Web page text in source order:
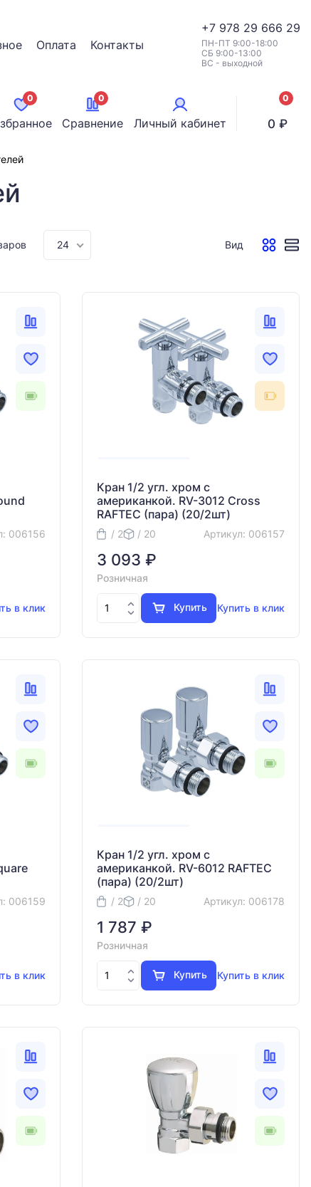
Оплата Контакты
+7 978 29 666 29
ПН-ПТ 9:00-18:00
СБ 9:00-13:00
ВС - выходной
0 0
Сравнение Личный кабинет
0
0 ₽
24 Вид
006156
в клик
Кран 1/2 угл. хром с
американкой. RV-3012 Cross
RAFTEC (пара) (20/2шт)
/ 2 / 20 Артикул: 006157
3 093 ₽
Розничная
Купить Купить в клик
006159
в клик
Кран 1/2 угл. хром с
американкой. RV-6012 RAFTEC
(пара) (20/2шт)
/ 2 / 20 Артикул: 006178
1 787 ₽
Розничная
Купить Купить в клик